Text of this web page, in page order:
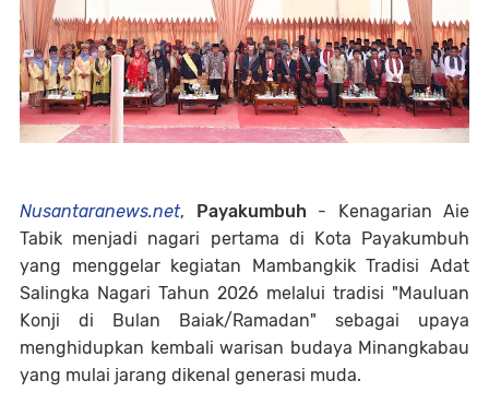
Nusantaranews.net, Payakumbuh - Kenagarian Aie
Tabik menjadi nagari pertama di Kota Payakumbuh
yang menggelar kegiatan Mambangkik Tradisi Adat
Salingka Nagari Tahun 2026 melalui tradisi "Mauluan
Konji di Bulan Baiak/Ramadan" sebagai upaya
menghidupkan kembali warisan budaya Minangkabau
yang mulai jarang dikenal generasi muda.